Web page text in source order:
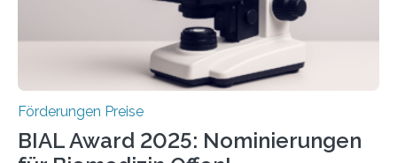
hochrangige wissenschaftliche Publikation zum Thema
Förderungen Preise
BIAL Award 2025: Nominierungen